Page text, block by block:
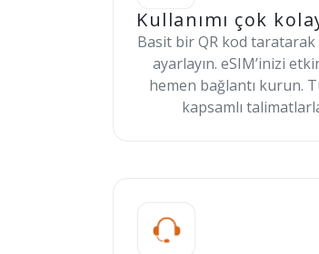
Kullanımı çok
Basit bir QR kod taratarak
ayarlayın. eSIM’inizi
hemen bağlantı kurun.
kapsamlı